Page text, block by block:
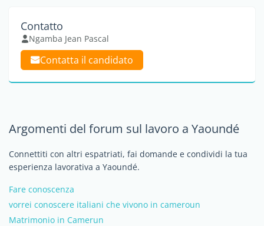
Contatto
Ngamba Jean Pascal
Contatta il candidato
Argomenti del forum sul lavoro a Yaoundé
Connettiti con altri espatriati, fai domande e condividi la tua
esperienza lavorativa a Yaoundé.
Fare conoscenza
vorrei conoscere italiani che vivono in cameroun
Matrimonio in Camerun